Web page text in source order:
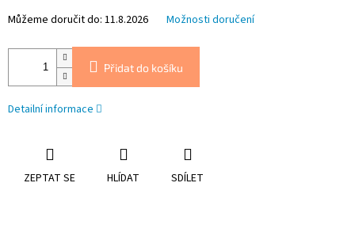
Můžeme doručit do: 11.8.2026 Možnosti doručení
Přidat do košíku
Detailní informace
ZEPTAT SE HLÍDAT SDÍLET